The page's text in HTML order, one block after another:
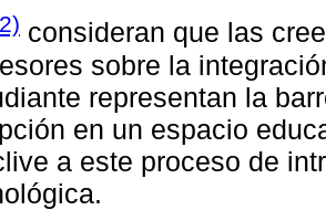
consideran que las
sobre la
representan la
en un espacio
a este proceso de